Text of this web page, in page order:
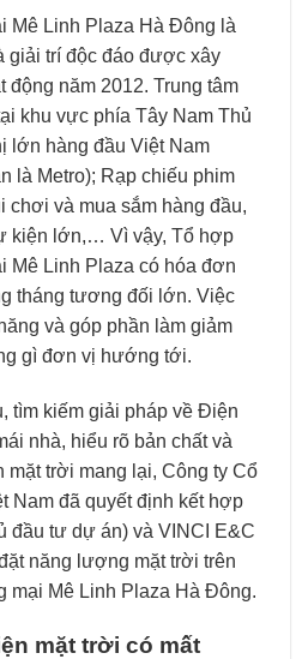
Mê Linh Plaza Hà Đông là
giải trí độc đáo được xây
năm 2012. Trung tâm
khu vực phía Tây Nam Thủ
lớn hàng đầu Việt Nam
là Metro); Rạp chiếu phim
chơi và mua sắm hàng đầu,
kiện lớn,… Vì vậy, Tổ hợp
Mê Linh Plaza có hóa đơn
tháng tương đối lớn. Việc
và góp phần làm giảm
gì đơn vị hướng tới.
tìm kiếm giải pháp về Điện
nhà, hiểu rõ bản chất và
trời mang lại, Công ty Cổ
Nam đã quyết định kết hợp
đầu tư dự án) và VINCI E&C
năng lượng mặt trời trên
mại Mê Linh Plaza Hà Đông.
mặt trời có mất